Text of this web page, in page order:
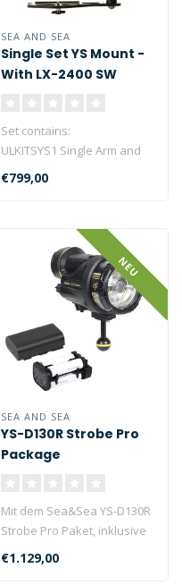
SEA AND SEA
Single Set YS Mount -
With LX-2400 SW
Set contains:
ULKITSYS1 Single Arm and
Tray set for YS-Mounting
09132 PHOTO VI..
€799,00
NEU
SEA AND SEA
YS-D130R Strobe Pro
Package
Mit dem Sea&Sea YS-D130R
Strobe Pro Paket, inklusive
Li-Ionen-Akku (SB-L02) und ..
€1.129,00